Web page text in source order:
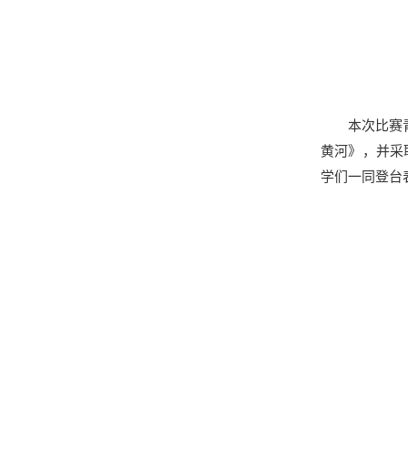
本次比赛
黄河》，并采
学们一同登台